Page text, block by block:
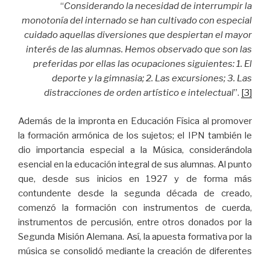
“Considerando la necesidad de interrumpir la
monotonía del internado se han cultivado con especial
cuidado aquellas diversiones que despiertan el mayor
interés de las alumnas. Hemos observado que son las
preferidas por ellas las ocupaciones siguientes:1. El
deporte y la gimnasia; 2. Las excursiones; 3. Las
distracciones de orden artístico e intelectual”. [3]
Además de la impronta en Educación Física al promover
la formación armónica de los sujetos; el IPN también le
dio importancia especial a la Música, considerándola
esencial en la educación integral de sus alumnas. Al punto
que, desde sus inicios en 1927 y de forma más
contundente desde la segunda década de creado,
comenzó la formación con instrumentos de cuerda,
instrumentos de percusión, entre otros donados por la
Segunda Misión Alemana. Así, la apuesta formativa por la
música se consolidó mediante la creación de diferentes